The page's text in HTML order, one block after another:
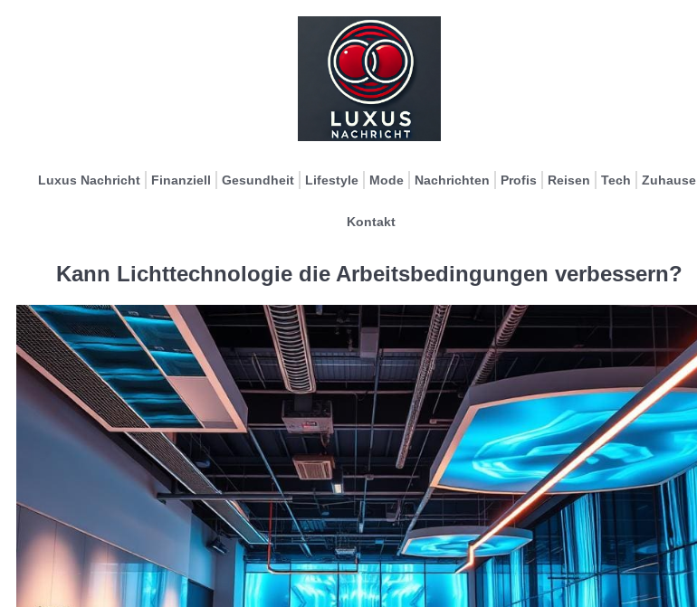
Luxus Nachricht Finanziell Gesundheit Lifestyle Mode Nachrichten Profis Reisen Tech Zuhause
Kontakt
Kann Lichttechnologie die Arbeitsbedingungen verbessern?